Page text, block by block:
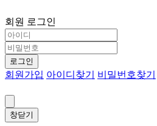
회원 로그인
로그인
회원가입 아이디찾기 비밀번호찾기
창닫기